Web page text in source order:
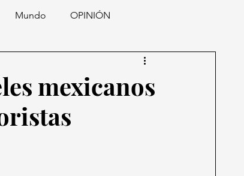
Mundo OPINIÓN
mexicanos